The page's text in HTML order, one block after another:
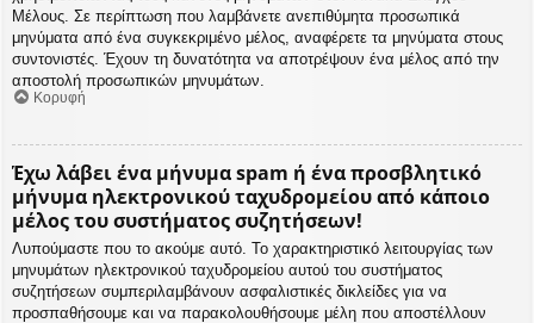
Μέλους. Σε περίπτωση που λαμβάνετε ανεπιθύμητα προσωπικά
μηνύματα από ένα συγκεκριμένο μέλος, αναφέρετε τα μηνύματα στους
συντονιστές. Έχουν τη δυνατότητα να αποτρέψουν ένα μέλος από την
αποστολή προσωπικών μηνυμάτων.
Κορυφή
Έχω λάβει ένα μήνυμα spam ή ένα προσβλητικό
μήνυμα ηλεκτρονικού ταχυδρομείου από κάποιο
μέλος του συστήματος συζητήσεων!
Λυπούμαστε που το ακούμε αυτό. Το χαρακτηριστικό λειτουργίας των
μηνυμάτων ηλεκτρονικού ταχυδρομείου αυτού του συστήματος
συζητήσεων συμπεριλαμβάνουν ασφαλιστικές δικλείδες για να
προσπαθήσουμε και να παρακολουθήσουμε μέλη που αποστέλλουν